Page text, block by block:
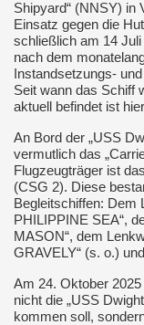
Shipyard“ (NNSY) in
Einsatz gegen die
schließlich am 14
nach dem
Instandsetzungs-
Seit wann das Schiff
aktuell befindet ist
An Bord der „USS
vermutlich das
Flugzeugträger ist
(CSG 2). Diese
Begleitschiffen: Dem
PHILIPPINE SEA“,
MASON“, dem
GRAVELY“ (s. o.)
Am 24. Oktober
nicht die „USS
kommen soll,